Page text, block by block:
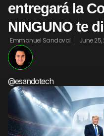
entregará la
NINGUNO te
Emmanuel Sandoval June 25,
@esandotech